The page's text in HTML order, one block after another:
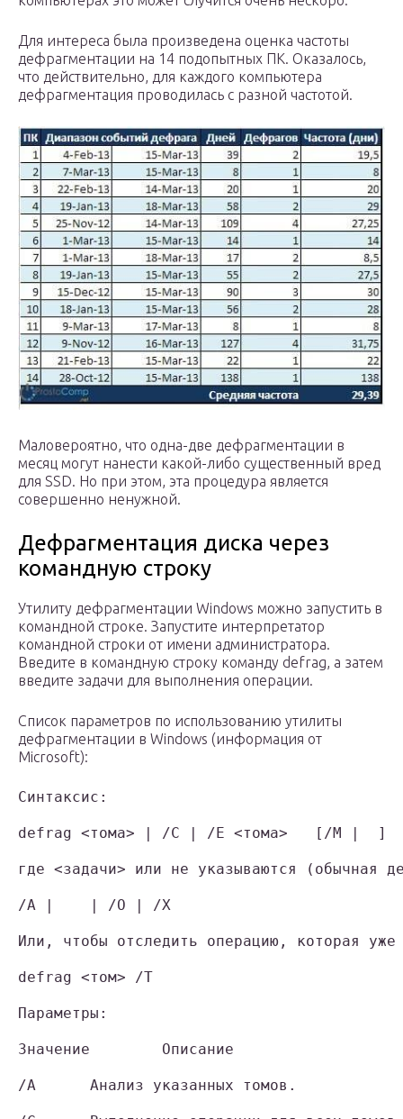
Для интереса была произведена оценка частоты
дефрагментации на 14 подопытных ПК. Оказалось,
что действительно, для каждого компьютера
дефрагментация проводилась с разной частотой.
Маловероятно, что одна-две дефрагментации в
месяц могут нанести какой-либо существенный вред
для SSD. Но при этом, эта процедура является
совершенно ненужной.
Дефрагментация диска через
командную строку
Утилиту дефрагментации Windows можно запустить в
командной строке. Запустите интерпретатор
командной строки от имени администратора.
Введите в командную строку команду defrag, а затем
введите задачи для выполнения операции.
Список параметров по использованию утилиты
дефрагментации в Windows (информация от
Microsoft):
Синтаксис:
defrag <тома> | /C | /E <тома>   [/M |  ]
где <задачи> или не указываются (обычная
/A |    | /O | /X
Или, чтобы отследить операцию, которая
defrag <том> /T
Параметры:
Значение        Описание
/A      Анализ указанных томов.